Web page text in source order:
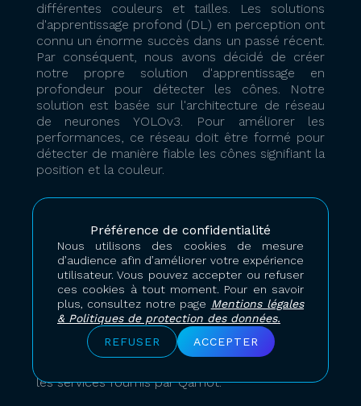
Préférence de confidentialité
Nous utilisons des cookies de mesure
d’audience afin d’améliorer votre expérience
utilisateur. Vous pouvez accepter ou refuser
ces cookies à tout moment. Pour en savoir
plus, consultez notre page Mentions légales
& Politiques de protection des données.
REFUSER
ACCEPTER
différentes couleurs et tailles. Les solutions
d'apprentissage profond (DL) en perception ont
connu un énorme succès dans un passé récent.
Par conséquent, nous avons décidé de créer
notre propre solution d'apprentissage en
profondeur pour détecter les cônes. Notre
solution est basée sur l'architecture de réseau
de neurones YOLOv3. Pour améliorer les
performances, ce réseau doit être formé pour
détecter de manière fiable les cônes signifiant la
position et la couleur.
De la puissance de calcul pour
entraîner le modèle
Le plus grand défi du développement d'une
telle solution est d'avoir une ressource de
calcul à grande échelle pour la formation et nos
ordinateurs portables à usage général ne sont
les services fournis par Qarnot.